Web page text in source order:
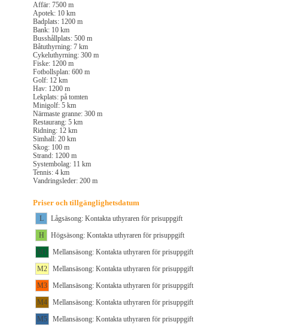
Affär: 7500 m
Apotek: 10 km
Badplats: 1200 m
Bank: 10 km
Busshållplats: 500 m
Båtuthyrning: 7 km
Cykeluthyrning: 300 m
Fiske: 1200 m
Fotbollsplan: 600 m
Golf: 12 km
Hav: 1200 m
Lekplats: på tomten
Minigolf: 5 km
Närmaste granne: 300 m
Restaurang: 5 km
Ridning: 12 km
Simhall: 20 km
Skog: 100 m
Strand: 1200 m
Systembolag: 11 km
Tennis: 4 km
Vandringsleder: 200 m
Priser och tillgänglighetsdatum
L
Lågsäsong: Kontakta uthyraren för prisuppgift
H
Högsäsong: Kontakta uthyraren för prisuppgift
M1
Mellansäsong: Kontakta uthyraren för prisuppgift
M2
Mellansäsong: Kontakta uthyraren för prisuppgift
M3
Mellansäsong: Kontakta uthyraren för prisuppgift
M4
Mellansäsong: Kontakta uthyraren för prisuppgift
M5
Mellansäsong: Kontakta uthyraren för prisuppgift